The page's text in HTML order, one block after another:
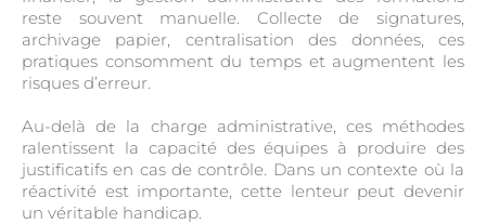
reste souvent manuelle. Collecte de signatures,
archivage papier, centralisation des données, ces
pratiques consomment du temps et augmentent les
risques d’erreur.
Au-delà de la charge administrative, ces méthodes
ralentissent la capacité des équipes à produire des
justificatifs en cas de contrôle. Dans un contexte où la
réactivité est importante, cette lenteur peut devenir
un véritable handicap.